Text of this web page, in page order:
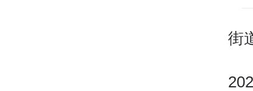
街